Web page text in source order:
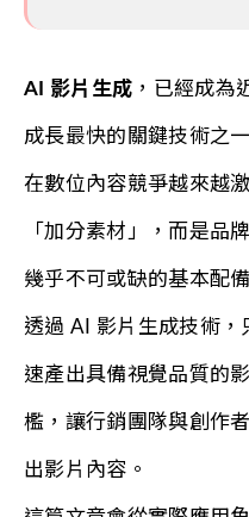
AI 影片生成 ，已經成為
成長最快的關鍵技術之一
在數位內容競爭越來越
「加分素材」，而是品
幾乎不可或缺的基本配備
透過 AI 影片生成技術
速產出具備視覺品質的
檻，讓行銷團隊與創作
出影片內容。